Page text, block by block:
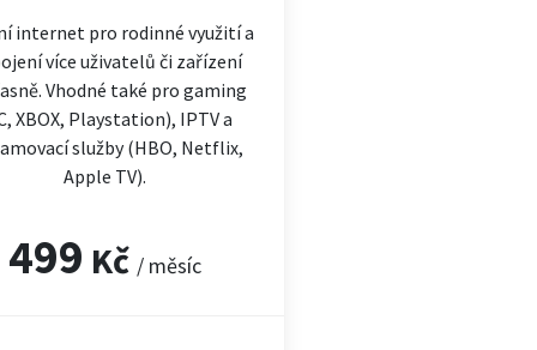
internet pro rodinné využití a
více uživatelů či zařízení
Vhodné také pro gaming
XBOX, Playstation), IPTV a
služby (HBO, Netflix,
Apple TV).
499 Kč / měsíc